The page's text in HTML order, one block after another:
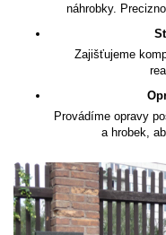
náhrobky.
Zajišťujeme
Provádíme opravy
a hrobek,